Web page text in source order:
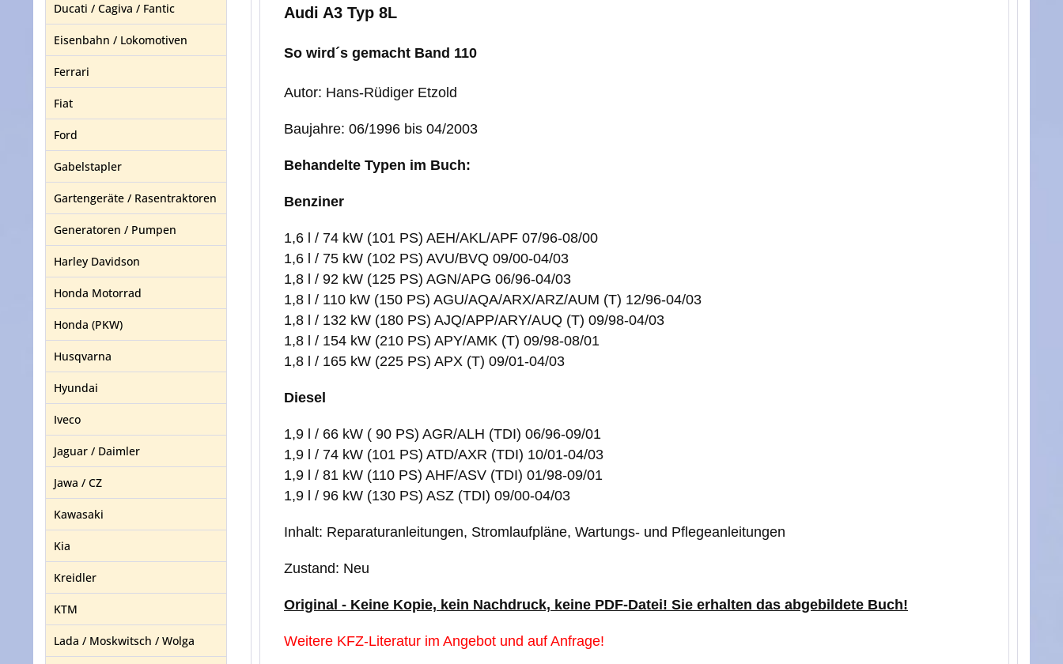
Ducati / Cagiva / Fantic
Eisenbahn / Lokomotiven
Ferrari
Fiat
Ford
Gabelstapler
Gartengeräte / Rasentraktoren
Generatoren / Pumpen
Harley Davidson
Honda Motorrad
Honda (PKW)
Husqvarna
Hyundai
Iveco
Jaguar / Daimler
Jawa / CZ
Kawasaki
Kia
Kreidler
KTM
Lada / Moskwitsch / Wolga
Audi A3 Typ 8L
So wird´s gemacht Band 110
Autor: Hans-Rüdiger Etzold
Baujahre: 06/1996 bis 04/2003
Behandelte Typen im Buch:
Benziner
1,6 l / 74 kW (101 PS) AEH/AKL/APF 07/96-08/00
1,6 l / 75 kW (102 PS) AVU/BVQ 09/00-04/03
1,8 l / 92 kW (125 PS) AGN/APG 06/96-04/03
1,8 l / 110 kW (150 PS) AGU/AQA/ARX/ARZ/AUM (T) 12/96-04/03
1,8 l / 132 kW (180 PS) AJQ/APP/ARY/AUQ (T) 09/98-04/03
1,8 l / 154 kW (210 PS) APY/AMK (T) 09/98-08/01
1,8 l / 165 kW (225 PS) APX (T) 09/01-04/03
Diesel
1,9 l / 66 kW ( 90 PS) AGR/ALH (TDI) 06/96-09/01
1,9 l / 74 kW (101 PS) ATD/AXR (TDI) 10/01-04/03
1,9 l / 81 kW (110 PS) AHF/ASV (TDI) 01/98-09/01
1,9 l / 96 kW (130 PS) ASZ (TDI) 09/00-04/03
Inhalt: Reparaturanleitungen, Stromlaufpläne, Wartungs- und Pflegeanleitungen
Zustand: Neu
Original - Keine Kopie, kein Nachdruck, keine PDF-Datei! Sie erhalten das abgebildete Buch!
Weitere KFZ-Literatur im Angebot und auf Anfrage!